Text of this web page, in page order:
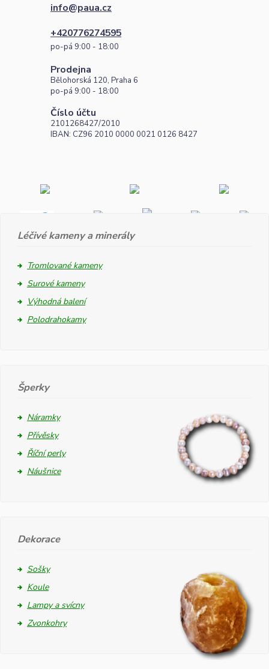
info@paua.cz
+420776274595
po-pá 9:00 - 18:00
Prodejna
Bělohorská 120, Praha 6
po-pá 9:00 - 18:00
Číslo účtu
2101268427/2010
IBAN: CZ96 2010 0000 0021 0126 8427
Léčivé kameny a minerály
Tromlované kameny
Surové kameny
Výhodná balení
Polodrahokamy
Šperky
Náramky
Přívěsky
Říční perly
Náušnice
Dekorace
Sošky
Koule
Lampy a svícny
Zvonkohry